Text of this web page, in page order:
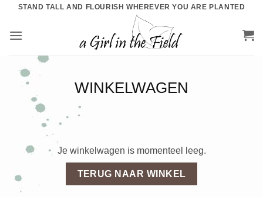
inhoud
STAND TALL AND FLOURISH WHEREVER YOU ARE PLANTED
WINKELWAGEN
Je winkelwagen is momenteel leeg.
TERUG NAAR WINKEL